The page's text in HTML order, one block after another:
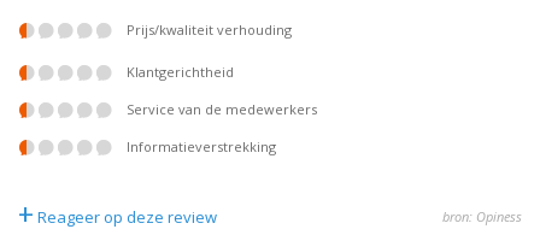
prijs/kwaliteit verhouding
klantgerichtheid
service van de medewerkers
informatieverstrekking
+ Reageer op deze review bron: Opiness